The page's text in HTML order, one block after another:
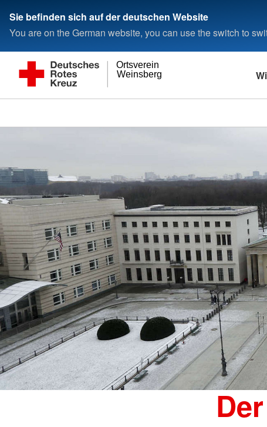
Sie befinden sich auf der deutschen Website
You are on the German website, you can use the switch to
Weinsberg
Ortsverein